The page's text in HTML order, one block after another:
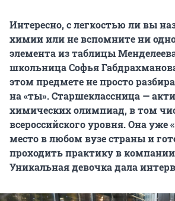
Интересно, с легкостью ли вы
химии или не вспомните ни
элемента из таблицы
школьница Софья
этом предмете не просто
на «ты». Старшеклассница —
химических олимпиад, в том
всероссийского уровня. Она уже
место в любом вузе страны и
проходить практику в
Уникальная девочка дала